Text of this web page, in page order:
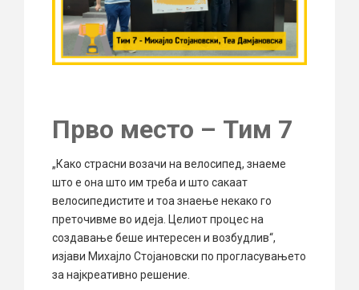
Прво место – Тим 7
„Како страсни возачи на велосипед, знаеме
што е она што им треба и што сакаат
велосипедистите и тоа знаење некако го
преточивме во идеја. Целиот процес на
создавање беше интересен и возбудлив“,
изјави Михајло Стојановски по прогласувањето
за најкреативно решение.